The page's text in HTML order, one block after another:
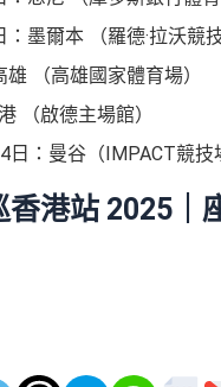
墨爾本 （羅德·拉沃競技
（高雄國家體育場）
（啟德主場館）
日：曼谷（IMPACT競技
香港站 2025｜